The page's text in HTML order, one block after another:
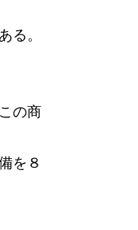
る。
の商
を８